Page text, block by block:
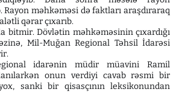
Rayon məhkəməsi də faktları araşdıraraq
qərar çıxarıb.
bitmir. Dövlətin məhkəməsinin çıxardığı
Mil-Muğan Regional Təhsil İdarəsi
idarənin müdir müavini Ramil
onun verdiyi cavab rəsmi bir
sanki bir qisasçının leksikonundan